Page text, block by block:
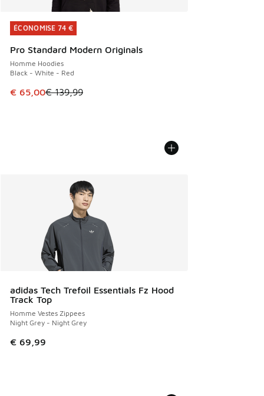
ÉCONOMISE 74 €
Pro Standard Modern Originals
Homme Hoodies
Black - White - Red
Cet article est en promotion. Prix en baisse de € 139,99 à
€ 65,00€ 139,99
ÉCONOMISE 74 €
adidas Tech Trefoil Essentials Fz Hood
Track Top
Homme Vestes Zippees
Night Grey - Night Grey
€ 69,99